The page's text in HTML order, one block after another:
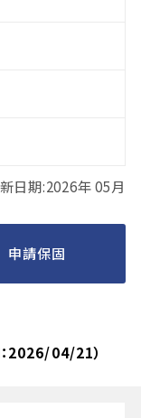
日期:2026年 05月
申請保固
：2026/04/21）